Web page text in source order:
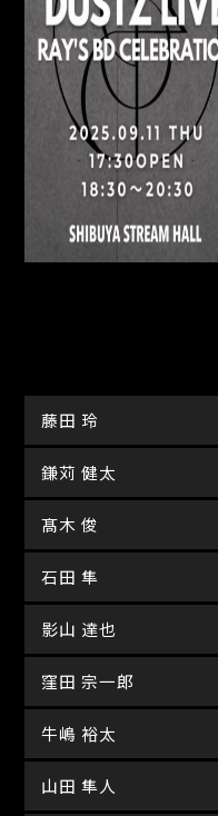
藤田 玲
鎌苅 健太
髙木 俊
石田 隼
影山 達也
窪田 宗一郎
牛嶋 裕太
山田 隼人